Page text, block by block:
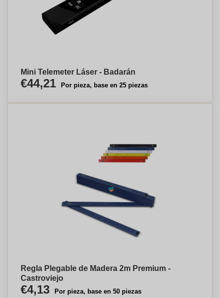
Mini Telemeter Láser - Badarán
€44,21 Por pieza, base en 25 piezas
Regla Plegable de Madera 2m Premium -
Castroviejo
€4,13 Por pieza, base en 50 piezas